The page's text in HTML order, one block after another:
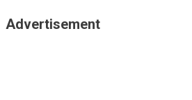
Advertisement